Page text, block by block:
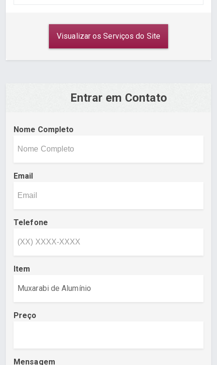
Visualizar os Serviços do Site
Entrar em Contato
Nome Completo
Email
Telefone
Item
Preço
Mensagem